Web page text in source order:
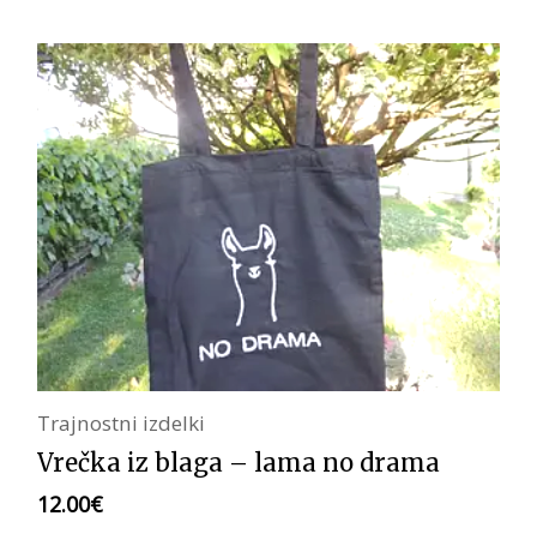
Trajnostni izdelki
Vrečka iz blaga – lama no drama
12.00€